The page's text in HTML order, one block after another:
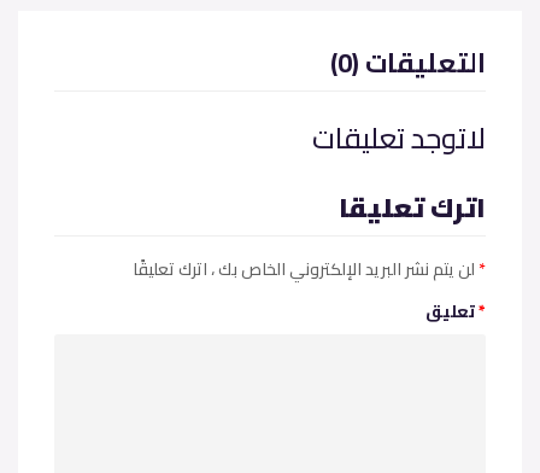
(0) التعليقات
لاتوجد تعليقات
اترك تعليقا
لن يتم نشر البريد الإلكتروني الخاص بك*
*